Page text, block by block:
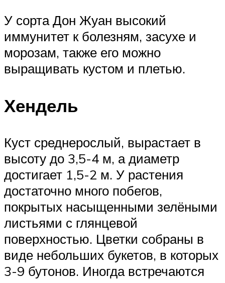
У сорта Дон Жуан высокий
иммунитет к болезням, засухе и
морозам, также его можно
выращивать кустом и плетью.
Хендель
Куст среднерослый, вырастает в
высоту до 3,5-4 м, а диаметр
достигает 1,5-2 м. У растения
достаточно много побегов,
покрытых насыщенными зелёными
листьями с глянцевой
поверхностью. Цветки собраны в
виде небольших букетов, в которых
3-9 бутонов. Иногда встречаются